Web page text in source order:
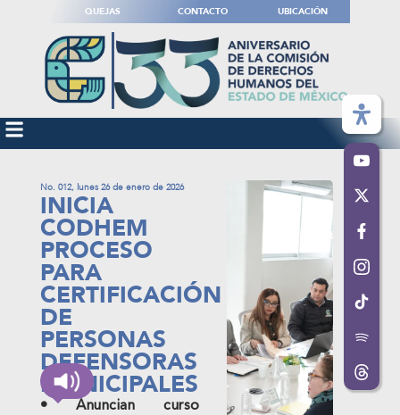
QUEJAS CONTACTO UBICACIÓN
No. 012, lunes 26 de enero de 2026
INICIA
CODHEM
PROCESO
PARA
CERTIFICACIÓN
DE
PERSONAS
DEFENSORAS
MUNICIPALES
• Anuncian curso